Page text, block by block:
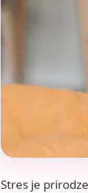
Stres je